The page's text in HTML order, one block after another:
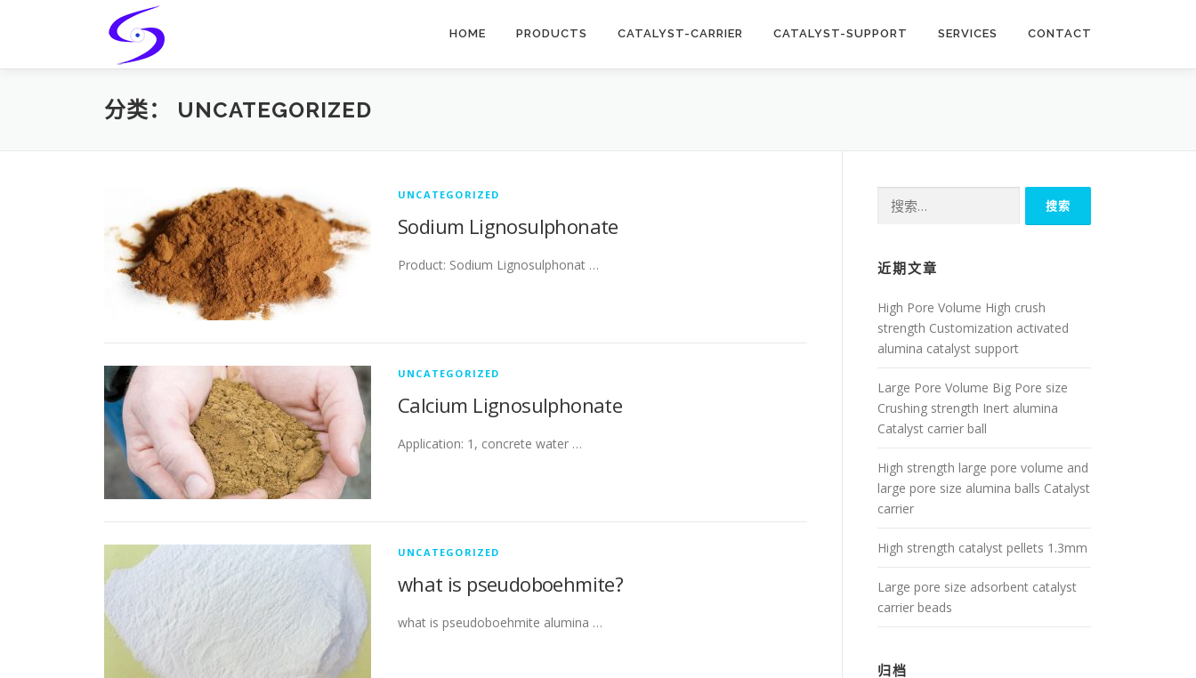
HOME PRODUCTS CATALYST-CARRIER CATALYST-SUPPORT SERVICES CONTACT
分类： UNCATEGORIZED
UNCATEGORIZED
Sodium Lignosulphonate
Product: Sodium Lignosulphonat …
UNCATEGORIZED
Calcium Lignosulphonate
Application: 1, concrete water …
UNCATEGORIZED
what is pseudoboehmite?
what is pseudoboehmite alumina …
索：
近期文章
High Pore Volume High crush
strength Customization activated
alumina catalyst support
Large Pore Volume Big Pore size
Crushing strength Inert alumina
Catalyst carrier ball
High strength large pore volume and
large pore size alumina balls Catalyst
carrier
High strength catalyst pellets 1.3mm
Large pore size adsorbent catalyst
carrier beads
归档